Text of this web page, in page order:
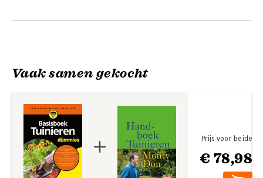
Vaak samen gekocht
€ 78,98
Prijs voor beide